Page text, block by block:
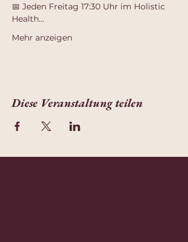
📅 Jeden Freitag 17:30 Uhr im Holistic
Health…
Mehr anzeigen
Diese Veranstaltung teilen